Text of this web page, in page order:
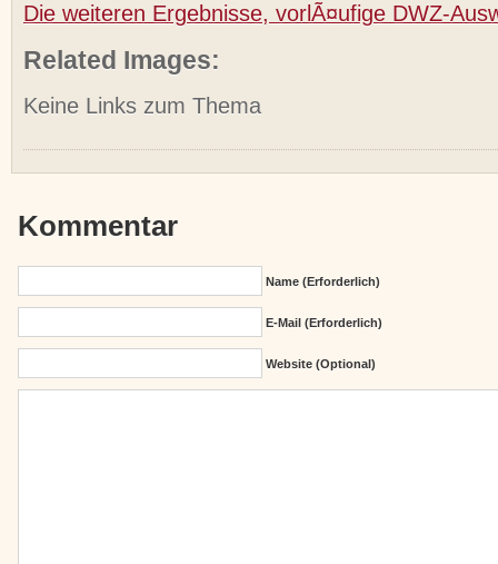
Die weiteren Ergebnisse, vorlÃ¤ufige DWZ-
Related Images:
Keine Links zum Thema
Kommentar
Name (erforderlich)
E-Mail (erforderlich)
Website (Optional)